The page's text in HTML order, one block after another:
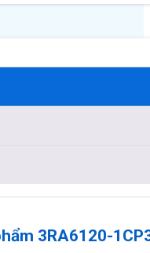
3RA6120-